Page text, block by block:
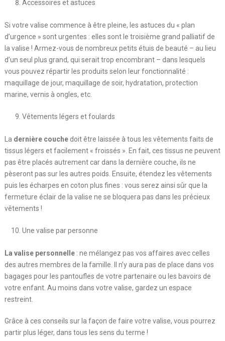
Accessoires et astuces
Si votre valise commence à être pleine, les astuces du « plan
d’urgence » sont urgentes : elles sont le troisième grand palliatif de
la valise ! Armez-vous de nombreux petits étuis de beauté – au lieu
d’un seul plus grand, qui serait trop encombrant – dans lesquels
vous pouvez répartir les produits selon leur fonctionnalité :
maquillage de jour, maquillage de soir, hydratation, protection
marine, vernis à ongles, etc.
Vêtements légers et foulards
La dernière couchedoit être laissée à tous les vêtements faits de
tissus légers et facilement « froissés ». En fait, ces tissus ne peuvent
pas être placés autrement car dans la dernière couche, ils ne
pèseront pas sur les autres poids. Ensuite, étendez les vêtements
puis les écharpes en coton plus fines : vous serez ainsi sûr que la
fermeture éclair de la valise ne se bloquera pas dans les précieux
vêtements !
Une valise par personne
La valise personnelle: ne mélangez pas vos affaires avec celles
des autres membres de la famille. Il n’y aura pas de place dans vos
bagages pour les pantoufles de votre partenaire ou les bavoirs de
votre enfant. Au moins dans votre valise, gardez un espace
restreint.
Grâce à ces conseils sur la façon de faire votre valise, vous pourrez
partir plus léger, dans tous les sens du terme !